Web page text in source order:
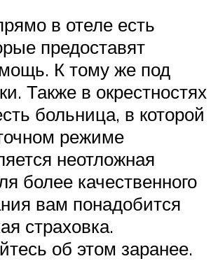
в отеле есть
предоставят
К тому же под
Также в окрестностях
больница, в которой
режиме
неотложная
более качественного
вам понадобится
страховка.
об этом заранее.